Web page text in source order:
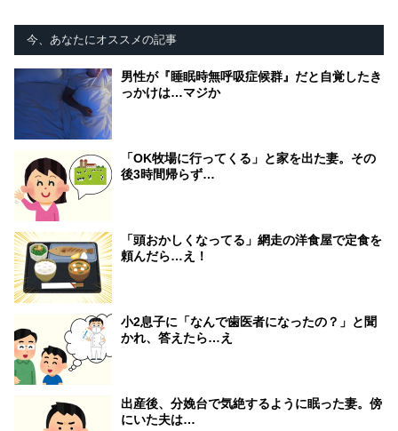
今、あなたにオススメの記事
男性が『睡眠時無呼吸症候群』だと自覚したき
っかけは…マジか
「OK牧場に行ってくる」と家を出た妻。その
後3時間帰らず…
「頭おかしくなってる」網走の洋食屋で定食を
頼んだら…え！
小2息子に「なんで歯医者になったの？」と聞
かれ、答えたら…え
出産後、分娩台で気絶するように眠った妻。傍
にいた夫は…